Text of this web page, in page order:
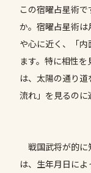
この宿曜占星術
か。宿曜占星術
や心に近く、「
ます。特に相性
は、太陽の通り
流れ」を見るのに
戦国武将が的に
は、生年月日に